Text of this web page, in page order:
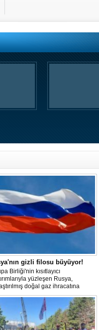
gizli filosu büyüyor!
Birliği'nin kısıtlayıcı
yüzleşen Rusya,
doğal gaz ihracatına
edebilmek için gizli bir filo